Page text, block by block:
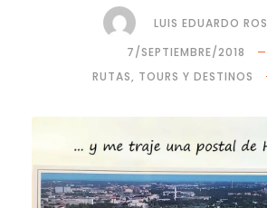
LUIS EDUARDO ROS
7/SEPTIEMBRE/2018
RUTAS, TOURS Y DESTINOS